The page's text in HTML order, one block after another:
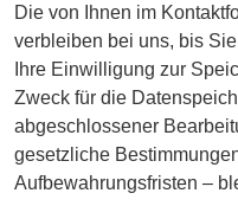
Die von Ihnen im
verbleiben bei uns, bis
Ihre Einwilligung zur
Zweck für die
abgeschlossener
gesetzliche
Aufbewahrungsfristen –